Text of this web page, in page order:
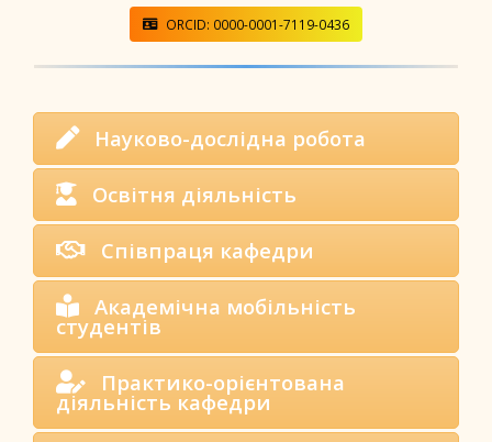
ORCID: 0000-0001-7119-0436
Науково-дослідна робота
Освітня діяльність
Співпраця кафедри
Академічна мобільність
студентів
Практико-орієнтована
діяльність кафедри